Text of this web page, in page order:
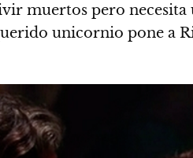
muertos pero
unicornio pone a